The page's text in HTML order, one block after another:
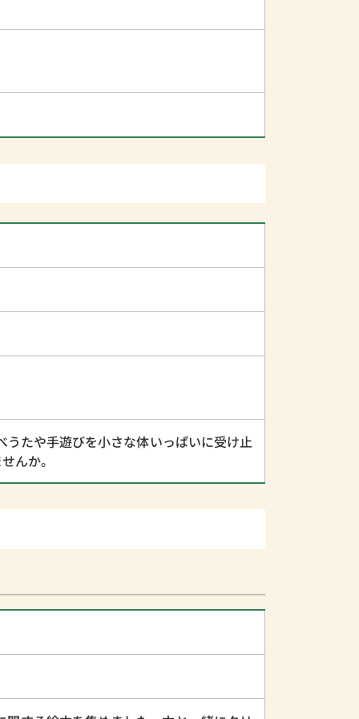
たや手遊びを小さな体いっぱいに受け止
んか。